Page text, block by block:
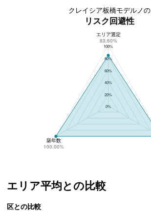
クレイシア板橋モデルノの
リスク回避性
クレイシア板橋モデルノのリスク回避性
100%
80%
60%
40%
20%
0%
エリア選定
83.60%
築年数
100.00%
エリア平均との比較
区との比較